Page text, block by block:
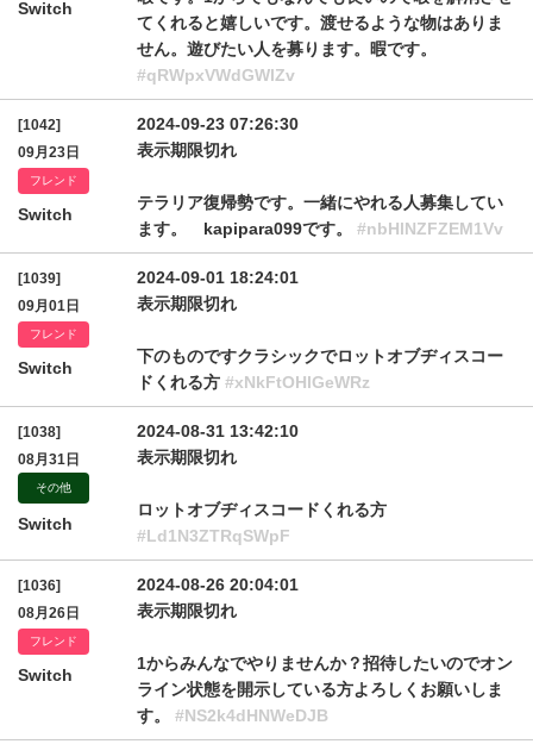
Switch
てくれると嬉しいです。渡せるような物はありま
せん。遊びたい人を募ります。暇です。
#qRWpxVWdGWlZv
[1042]
09月23日
フレンド
Switch
2024-09-23 07:26:30
表示期限切れ
テラリア復帰勢です。一緒にやれる人募集してい
ます。 kapipara099です。 #nbHlNZFZEM1Vv
[1039]
09月01日
フレンド
Switch
2024-09-01 18:24:01
表示期限切れ
下のものですクラシックでロットオブヂィスコー
ドくれる方 #xNkFtOHlGeWRz
[1038]
08月31日
その他
Switch
2024-08-31 13:42:10
表示期限切れ
ロットオブヂィスコードくれる方
#Ld1N3ZTRqSWpF
[1036]
08月26日
フレンド
Switch
2024-08-26 20:04:01
表示期限切れ
1からみんなでやりませんか？招待したいのでオン
ライン状態を開示している方よろしくお願いしま
す。 #NS2k4dHNWeDJB